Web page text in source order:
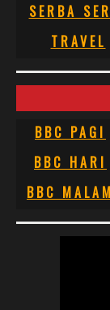
SERBA
TRAVEL
BBC PAGI
BBC HARI
BBC MALAM